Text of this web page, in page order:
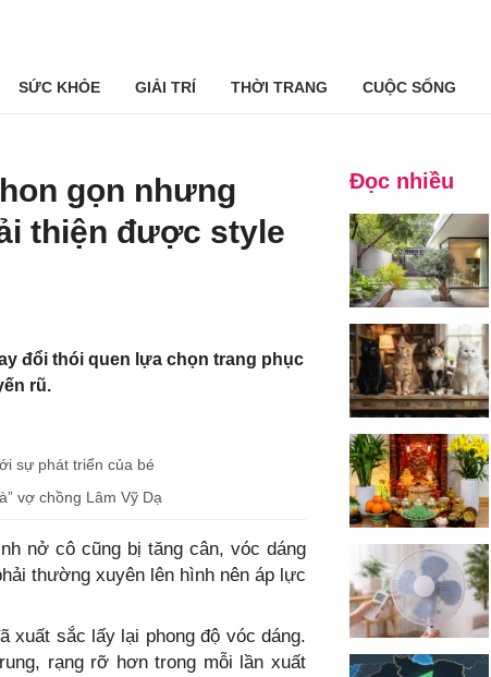
SỨC KHỎE GIẢI TRÍ THỜI TRANG CUỘC SỐNG
gọn nhưng
thiện được style
đổi thói quen lựa chọn trang phục
rũ.
sự phát triển của bé
vợ chồng Lâm Vỹ Dạ
nở cô cũng bị tăng cân, vóc dáng
thường xuyên lên hình nên áp lực
xuất sắc lấy lại phong độ vóc dáng.
rạng rỡ hơn trong mỗi lần xuất
Đọc nhiều